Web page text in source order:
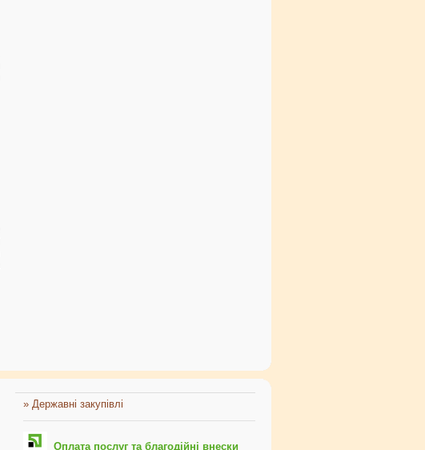
» Державні закупівлі
Оплата послуг та благодійні внески